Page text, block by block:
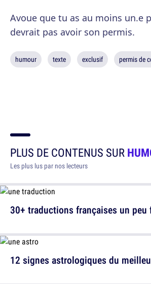
Avoue que tu as au moins un.e
devrait pas avoir son permis.
humour texte exclusif permis de
PLUS DE CONTENUS SUR
Les plus lus par nos lecteurs
30+ traductions françaises un peu
12 signes astrologiques du